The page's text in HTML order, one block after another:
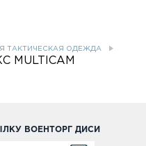
ТАКТИЧЕСКАЯ ОДЕЖДА
MULTICAM
ВОЕНТОРГ ДИСИ